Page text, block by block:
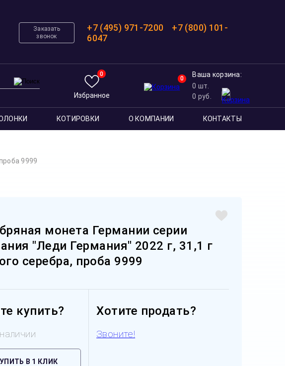
Заказать
звонок
+7 (495) 971-7200
+7 (800) 101-
6047
0
Избранное
0
Ваша корзина:
0 шт.
0 руб.
КОТИРОВКИ О КОМПАНИИ КОНТАКТЫ
9999
монета Германии серии
"Леди Германия" 2022 г, 31,1 г
серебра, проба 9999
купить?
В 1 КЛИК
Хотите продать?
Звоните!